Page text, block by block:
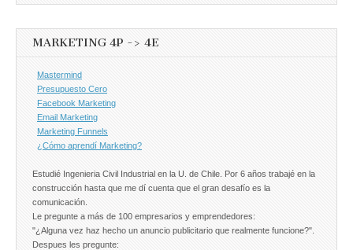
MARKETING 4P -> 4E
Mastermind
Presupuesto Cero
Facebook Marketing
Email Marketing
Marketing Funnels
¿Cómo aprendí Marketing?
Estudié Ingenieria Civil Industrial en la U. de Chile. Por 6 años trabajé en la
construcción hasta que me dí cuenta que el gran desafío es la
comunicación.
Le pregunte a más de 100 empresarios y emprendedores:
"¿Alguna vez haz hecho un anuncio publicitario que realmente funcione?".
Despues les pregunte: